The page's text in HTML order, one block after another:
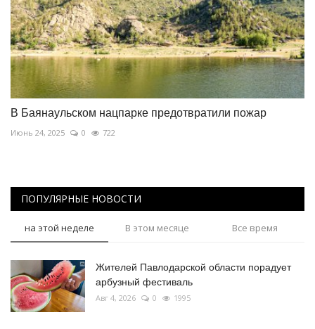
В Баянаульском нацпарке предотвратили пожар
Июнь 24, 2025 0 722
ПОПУЛЯРНЫЕ НОВОСТИ
на этой неделе В этом месяце Все время
Жителей Павлодарской области порадует
арбузный фестиваль
Авг 4, 2026 0 1995